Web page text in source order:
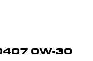
0W-30